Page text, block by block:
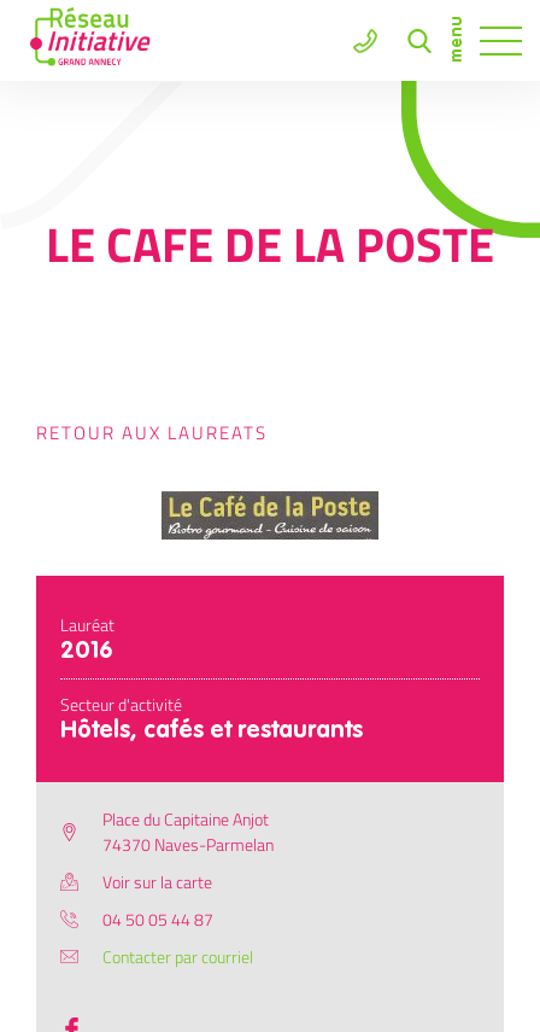
LE CAFE DE LA POSTE
RETOUR AUX LAUREATS
Lauréat
2016
Secteur d'activité
Hôtels, cafés et restaurants
Place du Capitaine Anjot
74370 Naves-Parmelan
Voir sur la carte
04 50 05 44 87
Contacter par courriel